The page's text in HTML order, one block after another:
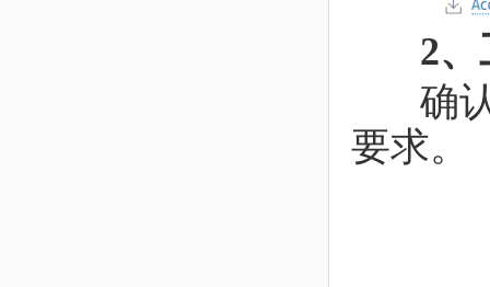
2、
确认
要求。